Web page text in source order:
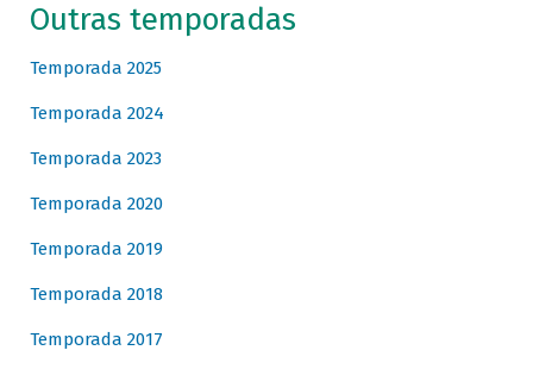
Outras temporadas
Temporada 2025
Temporada 2024
Temporada 2023
Temporada 2020
Temporada 2019
Temporada 2018
Temporada 2017